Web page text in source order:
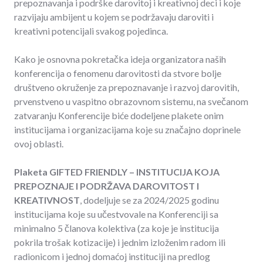
prepoznavanja i podrške darovitoj i kreativnoj deci i koje
razvijaju ambijent u kojem se podržavaju daroviti i
kreativni potencijali svakog pojedinca.
Kako je osnovna pokretačka ideja organizatora naših
konferencija o fenomenu darovitosti da stvore bolje
društveno okruženje za prepoznavanje i razvoj darovitih,
prvenstveno u vaspitno obrazovnom sistemu, na svečanom
zatvaranju Konferencije biće dodeljene plakete onim
institucijama i organizacijama koje su značajno doprinele
ovoj oblasti.
Plaketa GIFTED FRIENDLY – INSTITUCIJA KOJA
PREPOZNAJE I PODRŽAVA DAROVITOST I
KREATIVNOST, dodeljuje se za 2024/2025 godinu
institucijama koje su učestvovale na Konferenciji sa
minimalno 5 članova kolektiva (za koje je institucija
pokrila trošak kotizacije) i jednim izloženim radom ili
radionicom i jednoj domaćoj instituciji na predlog